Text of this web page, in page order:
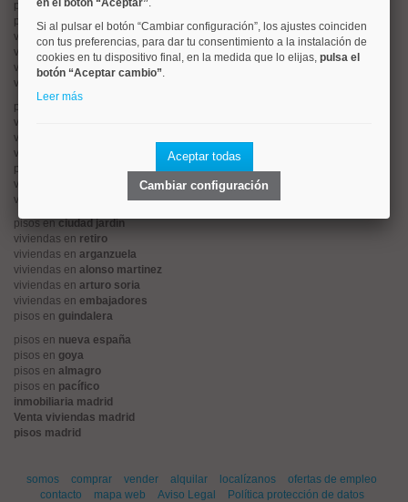
pisos enchamberí
pisos en moncloa
viviendas enargüelles
viviendas entetuán
viviendas encuatro caminos
viviendas en
pisos en
viviendas en
viviendas en
viviendas en
pisos en
viviendas en
viviendas en
pisos en ciudad jardín
viviendas en retiro
viviendas en arganzuela
viviendas en alonso martinez
viviendas en arturo soria
viviendas en embajadores
pisos en guindalera
pisos en nueva españa
pisos en goya
pisos en almagro
pisos en pacífico
inmobiliaria madrid
Venta viviendas madrid
pisos madrid
somos comprar vender alquilar localízanos
ofertas de empleo
contacto
mapa web Aviso Legal Política protección de datos
en el botón “Aceptar”.
Si al pulsar el botón “Cambiar configuración”, los ajustes coinciden
con tus preferencias, para dar tu consentimiento a la instalación de
cookies en tu dispositivo final, en la medida que lo elijas, pulsa el
botón “Aceptar cambio”.
Leer más
Aceptar todas
Cambiar configuración